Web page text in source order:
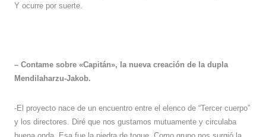
Y ocurre por suerte.
– Contame sobre «Capitán», la nueva creación de la dupla
Mendilaharzu-Jakob.
-El proyecto nace de un encuentro entre el elenco de “Tercer cuerpo”
y los directores. Diré que nos gustamos mutuamente y circulaba